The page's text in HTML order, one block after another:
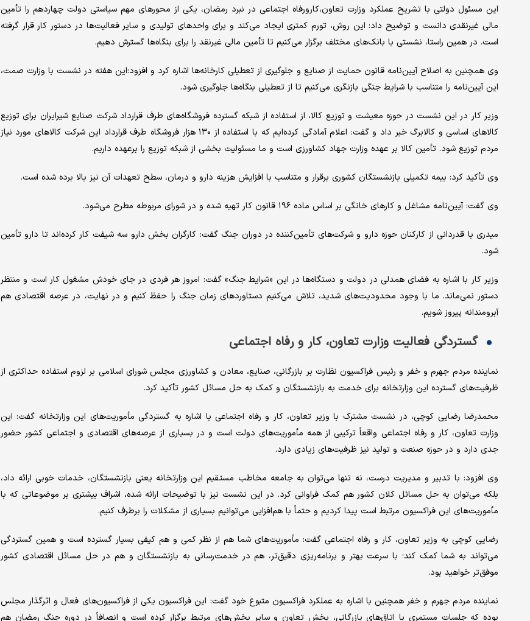
این مسئول دولتی با تشریح عملکرد وزارت تعاون،کارورفاه اجتماعی در نبرد رمضان، یکی از محورهای مهم سیاستی دولت چهاردهم را تأمین
مالی غیرنقدی دانست و توضیح داد: این روش، تورم کمتری ایجاد می‌کند و برای واحدهای تولیدی و سایر فعالیت‌ها در دستور کار قرار گرفته
است. در همین راستا، نشستی با بانک‌های مختلف برگزار می‌کنیم تا تأمین مالی غیرنقد را برای بنگاه‌ها گسترش دهیم.
وی همچنین به اصلاح آیین‌نامه قانون حمایت از صنایع و جلوگیری از تعطیلی کارخانه‌ها اشاره کرد و افزود:این هفته در نشست با وزارت صمت،
این آیین‌نامه را متناسب با شرایط جنگی بازنگری می‌کنیم تا از تعطیلی بنگاه‌ها جلوگیری شود.
وزیر کار در این نشست در حوزه معیشت و توزیع کالا، از استفاده از شبکه گسترده فروشگاه‌های طرف قرارداد شرکت صنایع شیرایران برای توزیع
کالاهای اساسی و کالابرگ خبر داد و گفت: اعلام آمادگی کرده‌ایم که با استفاده از ۱۳۰ هزار فروشگاه طرف قرارداد این شرکت کالاهای مورد نیاز
مردم توزیع شود. تأمین کالا بر عهده وزارت جهاد کشاورزی است و ما مسئولیت بخشی از شبکه توزیع را برعهده داریم.
وی تأکید کرد: بیمه تکمیلی بازنشستگان کشوری برقرار و متناسب با افزایش هزینه دارو و درمان، سطح تعهدات آن نیز بالا برده شده است.
وی گفت: آیین‌نامه مشاغل و کارهای خانگی بر اساس ماده ۱۹۶ قانون کار تهیه شده و در شورای مربوطه مطرح می‌شود.
میدری با قدردانی از کارکنان حوزه دارو و شرکت‌های تأمین‌کننده در دوران جنگ گفت: کارگران بخش دارو سه شیفت کار کرده‌اند تا دارو تأمین
شود.
وزیر کار با اشاره به فضای همدلی در دولت و دستگاه‌ها در این «شرایط جنگ» گفت: امروز هر فردی در جای خودش مشغول کار است و منتظر
دستور نمی‌ماند. ما با وجود محدودیت‌های شدید، تلاش می‌کنیم دستاوردهای زمان جنگ را حفظ کنیم و در نهایت، در عرصه اقتصادی هم
آبرومندانه پیروز شویم.
گستردگی فعالیت وزارت تعاون، کار و رفاه اجتماعی
نماینده مردم جهرم و خفر و رئیس فراکسیون نظارت بر بازرگانی، صنایع، معادن و کشاورزی مجلس شورای اسلامی بر لزوم استفاده حداکثری از
ظرفیت‌های گسترده این وزارتخانه برای خدمت به بازنشستگان و کمک به حل مسائل کشور تأکید کرد.
محمدرضا رضایی کوچی، در نشست مشترک با وزیر تعاون، کار و رفاه اجتماعی با اشاره به گستردگی مأموریت‌های این وزارتخانه گفت: این
وزارت تعاون، کار و رفاه اجتماعی واقعاً ترکیبی از همه مأموریت‌های دولت است و در بسیاری از عرصه‌های اقتصادی و اجتماعی کشور حضور
جدی دارد و در حوزه صنعت و تولید نیز ظرفیت‌های زیادی دارد.
وی افزود: با تدبیر و مدیریت درست، نه تنها می‌توان به جامعه مخاطب مستقیم این وزارتخانه یعنی بازنشستگان، خدمات خوبی ارائه داد،
بلکه می‌توان به حل مسائل کلان کشور هم کمک فراوانی کرد. در این نشست نیز با توضیحات ارائه شده، اشراف بیشتری بر موضوعاتی که با
مأموریت‌های این فراکسیون مرتبط است پیدا کردیم و حتماً با هم‌افزایی می‌توانیم بسیاری از مشکلات را برطرف کنیم.
رضایی کوچی به وزیر تعاون، کار و رفاه اجتماعی گفت: مأموریت‌های شما هم از نظر کمی و هم کیفی بسیار گسترده است و همین گستردگی
می‌تواند به شما کمک کند؛ با سرعت بهتر و برنامه‌ریزی دقیق‌تر، هم در خدمت‌رسانی به بازنشستگان و هم در حل مسائل اقتصادی کشور
موفق‌تر خواهید بود.
نماینده مردم جهرم و خفر همچنین با اشاره به عملکرد فراکسیون متبوع خود گفت: این فراکسیون یکی از فراکسیون‌های فعال و اثرگذار مجلس
بوده که جلسات مستمری با اتاق‌های بازرگانی، بخش تعاون و سایر بخش‌های مرتبط برگزار کرده است و انصافاً در دوره جنگ رمضان هم